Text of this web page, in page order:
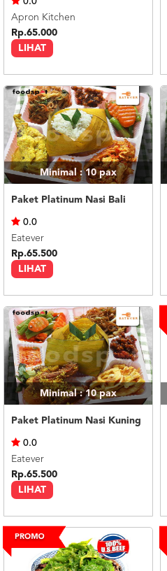
LIHAT
Apron Kitchen
Rp.65.000
Minimal : 10pax
Paket Platinum Nasi Bali
LIHAT
0.0
Eatever
Rp.65.500
Minimal : 10pax
Paket Platinum Nasi Kuning
LIHAT
0.0
Eatever
Rp.65.500